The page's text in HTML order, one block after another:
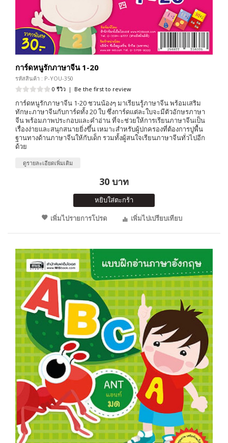
การ์ดหนูรักภาษาจีน 1-20
รหัสสินค้า : P-YOU-350
0 รีวิว | Be the first to review
การ์ดหนูรักภาษาจีน 1-20 ชวนน้องๆ มาเรียนรู้ภาษาจีน พร้อมเสริม
ทักษะภาษาจีนกับการ์ดทั้ง 20 ใบ ซึ่งการ์ดแต่ละใบจะมีตัวอักษรภาษา
จีน พร้อมภาพประกอบและคำอ่าน ที่จะช่วยให้การเรียนภาษาจีนเป็น
เรื่องง่ายและสนุกสนายยิ่งขึ้น เหมาะสำหรับผู้ปกครองที่ต้องการปูพื้น
ฐานทางด้านภาษาจีนให้กับเด็ก รวมทั้งผู้สนใจเรียนภาษาจีนทั่วไปอีก
ด้วย
ดูรายละเอียดเพิ่มเติม
30 บาท
หยิบใส่ตะกร้า
เพิ่มไปรายการโปรด
เพิ่มไปเปรียบเทียบ